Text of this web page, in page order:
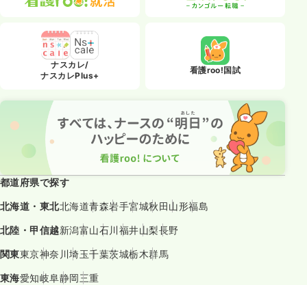
ナスカレ/
ナスカレPlus+
看護roo!国試
都道府県で探す
北海道・東北北海道青森岩手宮城秋田山形福島
北陸・甲信越新潟富山石川福井山梨長野
関東東京神奈川埼玉千葉茨城栃木群馬
東海愛知岐阜静岡三重